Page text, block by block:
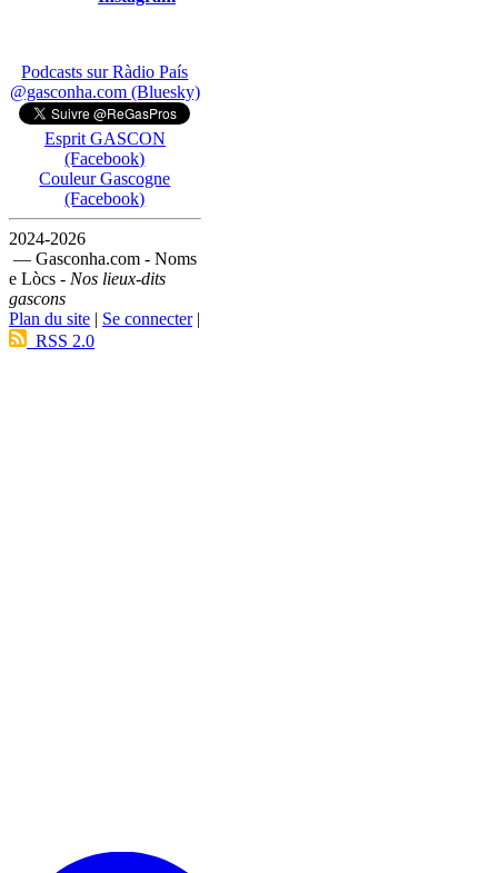
Podcasts sur Ràdio País
@gasconha.com (Bluesky)
Esprit GASCON
(Facebook)
Couleur Gascogne
(Facebook)
2024-2026
— Gasconha.com - Noms
e Lòcs - Nos lieux-dits
gascons
Plan du site | Se connecter|
RSS 2.0